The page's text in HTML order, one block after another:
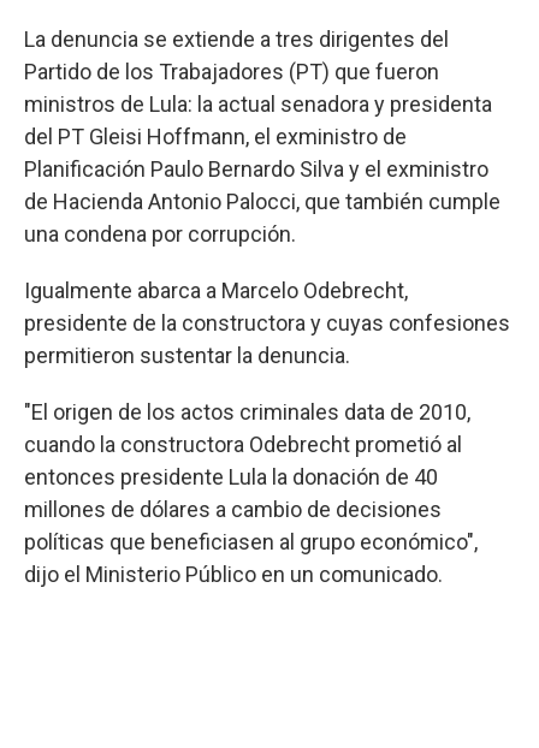
La denuncia se extiende a tres dirigentes del
Partido de los Trabajadores (PT) que fueron
ministros de Lula: la actual senadora y presidenta
del PT Gleisi Hoffmann, el exministro de
Planificación Paulo Bernardo Silva y el exministro
de Hacienda Antonio Palocci, que también cumple
una condena por corrupción.
Igualmente abarca a Marcelo Odebrecht,
presidente de la constructora y cuyas confesiones
permitieron sustentar la denuncia.
"El origen de los actos criminales data de 2010,
cuando la constructora Odebrecht prometió al
entonces presidente Lula la donación de 40
millones de dólares a cambio de decisiones
políticas que beneficiasen al grupo económico",
dijo el Ministerio Público en un comunicado.